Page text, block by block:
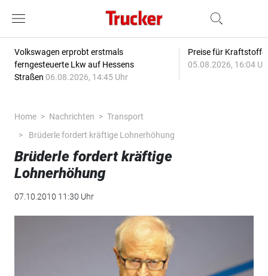
Volkswagen erprobt erstmals
ferngesteuerte Lkw auf Hessens
Straßen 06.08.2026, 14:45 Uhr
Preise für
05.08.2026, 16:04
Home Nachrichten
Transport
Brüderle fordert kräftige Lohnerhöhung
Brüderle fordert kräftige
Lohnerhöhung
07.10.2010 11:30 Uhr